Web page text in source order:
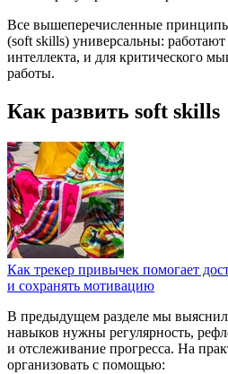
Все вышеперечисленные
(soft skills) универсальны:
интеллекта, и для критического
работы.
Как развить soft skills
Как трекер привычек помогает
и сохранять мотивацию
В предыдущем разделе мы
навыков нужны регулярность,
и отслеживание прогресса. На
организовать с помощью: